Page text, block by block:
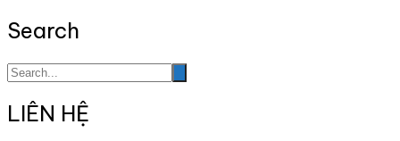
Search
LIÊN HỆ